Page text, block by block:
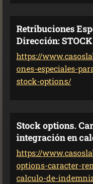
Retribuciones
Dirección:
https://
ones-especiales-
stock-options/
Stock options.
integración en
https://
options-caracter-
calculo-de-